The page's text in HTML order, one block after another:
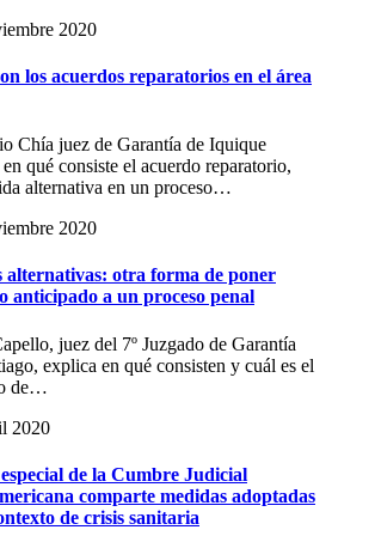
2020
los acuerdos reparatorios en el área
Chía juez de Garantía de Iquique
qué consiste el acuerdo reparatorio,
alternativa en un proceso…
2020
alternativas: otra forma de poner
anticipado a un proceso penal
juez del 7º Juzgado de Garantía
explica en qué consisten y cuál es el
de…
2020
especial de la Cumbre Judicial
comparte medidas adoptadas
de crisis sanitaria